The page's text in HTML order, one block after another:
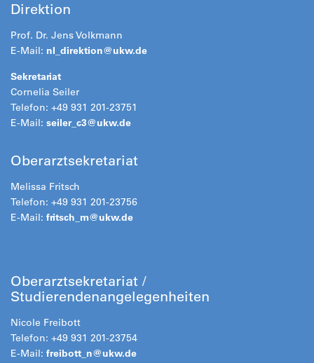
Direktion
Prof. Dr. Jens Volkmann
E-Mail: nl_direktion@ukw.de
Sekretariat
Cornelia Seiler
Telefon: +49 931 201-23751
E-Mail: seiler_c3@ukw.de
Oberarztsekretariat
Melissa Fritsch
Telefon: +49 931 201-23756
E-Mail: fritsch_m@ukw.de
Oberarztsekretariat /
Studierendenangelegenheiten
Nicole Freibott
Telefon: +49 931 201-23754
E-Mail: freibott_n@ukw.de